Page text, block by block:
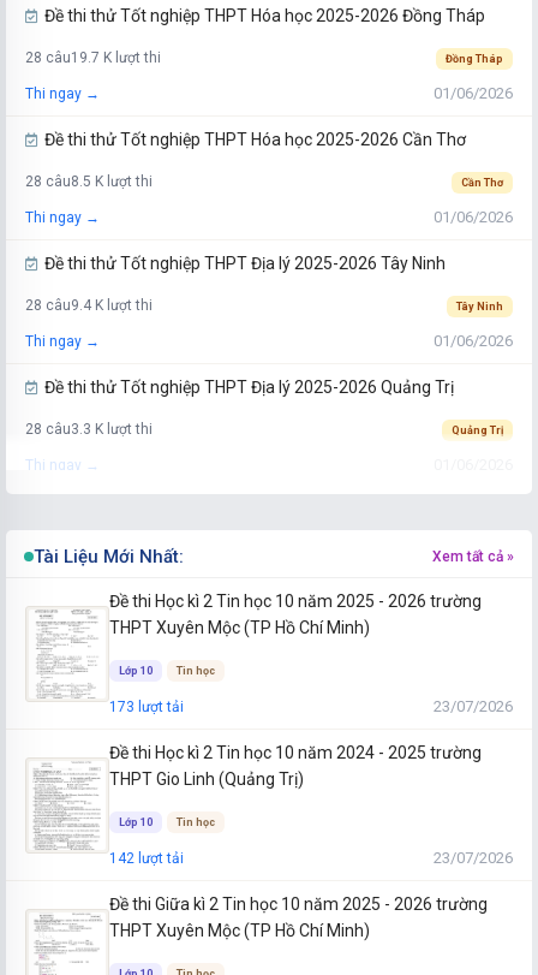
Đề thi thử Tốt nghiệp THPT Hóa học 2025-2026 Đồng Tháp
28 câu19.7 K lượt thi Đồng Tháp
Thi ngay → 01/06/2026
Đề thi thử Tốt nghiệp THPT Hóa học 2025-2026 Cần Thơ
28 câu8.5 K lượt thi Cần Thơ
Thi ngay → 01/06/2026
Đề thi thử Tốt nghiệp THPT Địa lý 2025-2026 Tây Ninh
28 câu9.4 K lượt thi Tây Ninh
Thi ngay → 01/06/2026
Đề thi thử Tốt nghiệp THPT Địa lý 2025-2026 Quảng Trị
28 câu3.3 K lượt thi Quảng Trị
Thi ngay →
28 câu 5.3 K lượt thi Gia Lai
Đề thi thử Tốt nghiệp THPT Địa lý 2025-2026 Đắk Lắk
28 câu4.9 K lượt thi
01/06/2026
Đề thi thử Tốt nghiệp THPT Địa lý 2025-2026 Vĩnh Long
28 câu1.5 K lượt thi
Thi ngay →
Tài Liệu Mới Nhất: Xem tất cả »
Đề thi Học kì 2 Tin học 10 năm 2025 - 2026 trường
THPT Xuyên Mộc (TP Hồ Chí Minh)
Lớp 10 Tin học
173 lượt tải 23/07/2026
Đề thi Học kì 2 Tin học 10 năm 2024 - 2025 trường
THPT Gio Linh (Quảng Trị)
Lớp 10 Tin học
142 lượt tải 23/07/2026
Đề thi Giữa kì 2 Tin học 10 năm 2025 - 2026 trường
THPT Xuyên Mộc (TP Hồ Chí Minh)